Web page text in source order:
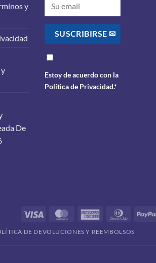
y
De
Estoy de acuerdo con la
Política de Privacidad.*
Visa MasterCardAmerican
Dinners
DE DEVOLUCIONES Y REEMBOLSOS